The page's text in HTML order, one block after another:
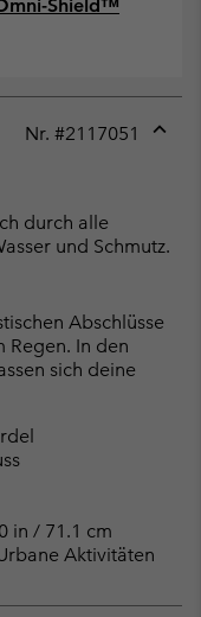
Shield™
Nr. #2117051
durch alle
und Schmutz.
Abschlüsse
Regen. In den
sich deine
in / 71.1 cm
Aktivitäten